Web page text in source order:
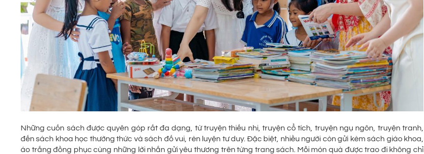
Những cuốn sách được quyên góp rất đa dạng, từ truyện thiếu nhi, truyện cổ tích, truyện ngụ ngôn, truyện tranh,
đến sách khoa học thường thức và sách đố vui, rèn luyện tư duy. Đặc biệt, nhiều người còn gửi kèm sách giáo khoa,
áo trắng đồng phục cùng những lời nhắn gửi yêu thương trên từng trang sách. Mỗi món quà được trao đi không chỉ